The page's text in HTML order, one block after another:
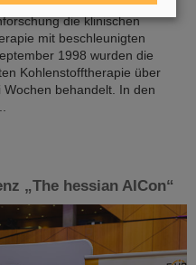
starteten am GSI
die klinischen
mit beschleunigten
1998 wurden die
Kohlenstofftherapie über
behandelt. In den
„The hessian AICon“